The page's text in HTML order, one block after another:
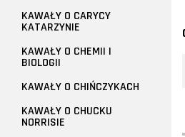
KAWAŁY O CARYCY
KATARZYNIE
KAWAŁY O CHEMII I
BIOLOGII
KAWAŁY O CHIŃCZYKACH
KAWAŁY O CHUCKU
NORRISIE